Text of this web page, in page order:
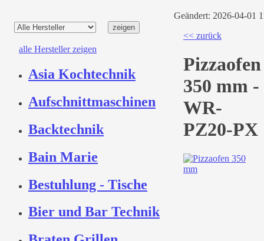
alle Hersteller zeigen
Asia Kochtechnik
Aufschnittmaschinen
Backtechnik
Bain Marie
Bestuhlung - Tische
Bier und Bar Technik
Geändert: 2026-04-01
<< zurück
Pizzaofen
350 mm -
WR-
PZ20-PX